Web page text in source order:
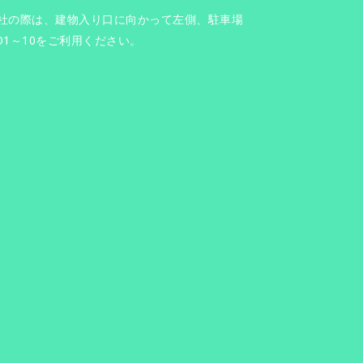
の際は、建物入り口に向かって左側、駐車場
～10をご利用ください。